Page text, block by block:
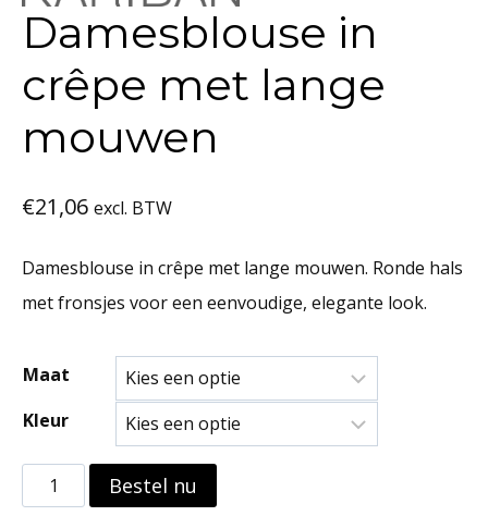
Damesblouse in
crêpe met lange
mouwen
€21,06 excl. BTW
Damesblouse in crêpe met lange mouwen. Ronde hals
met fronsjes voor een eenvoudige, elegante look.
Maat
Kleur
DamesblouseBestel nu